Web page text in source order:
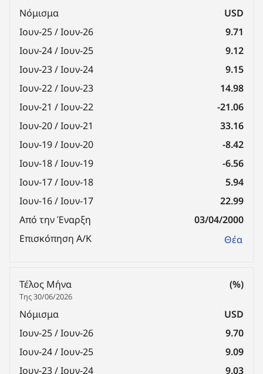
Νόμισμα
USD
Ιουν-25 / Ιουν-26
9.71
Ιουν-24 / Ιουν-25
9.12
Ιουν-23 / Ιουν-24
9.15
Ιουν-22 / Ιουν-23
14.98
Ιουν-21 / Ιουν-22
-21.06
Ιουν-20 / Ιουν-21
33.16
Ιουν-19 / Ιουν-20
-8.42
Ιουν-18 / Ιουν-19
-6.56
Ιουν-17 / Ιουν-18
5.94
Ιουν-16 / Ιουν-17
22.99
Από την Έναρξη
03/04/2000
Επισκόπηση Α/Κ
Θέα
Τέλος Μήνα
Της 30/06/2026
(%)
Νόμισμα
USD
Ιουν-25 / Ιουν-26
9.70
Ιουν-24 / Ιουν-25
9.09
Ιουν-23 / Ιουν-24
9.03